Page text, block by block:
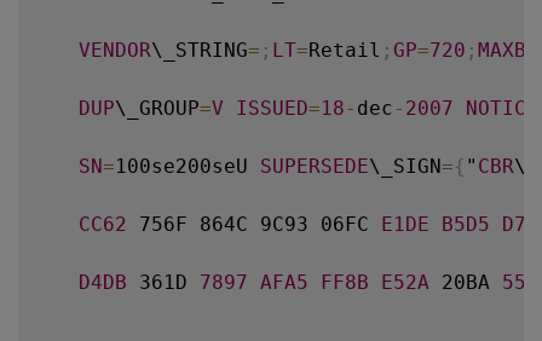
VENDOR\_STRING= ; LT=Retail ; GP=720 ; MAXBW
DUP\_GROUP=V ISSUED=18 - dec - 2007 NOTICE
SN=100se200seU SUPERSEDE\_SIGN={ " CBR
CC62 756F 864C 9C93 06FC E1DE B5D5
D4DB 361D 7897 AFA5 FF8B E52A 20BA